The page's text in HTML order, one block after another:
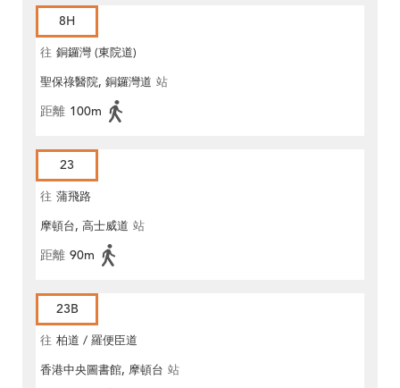
8H
往 銅鑼灣 (東院道)
聖保祿醫院, 銅鑼灣道 站
距離 100m
23
往 蒲飛路
摩頓台, 高士威道 站
距離 90m
23B
往 柏道 / 羅便臣道
香港中央圖書館, 摩頓台 站